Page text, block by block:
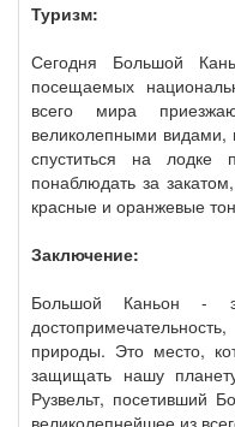
Туризм:
Сегодня Большой
посещаемых
всего мира
великолепными
спуститься на
понаблюдать за
красные и оранжевые
Заключение:
Большой Каньон -
природы. Это место,
защищать нашу
Рузвельт, посетивший
великолепнейшее из